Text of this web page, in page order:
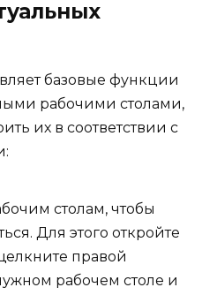
базовые функции
рабочими столами,
их в соответствии с
столам, чтобы
Для этого откройте
правой
рабочем столе и